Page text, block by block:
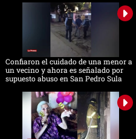
Confiaron el cuidado de una menor a
un vecino y ahora es señalado por
supuesto abuso en San Pedro Sula